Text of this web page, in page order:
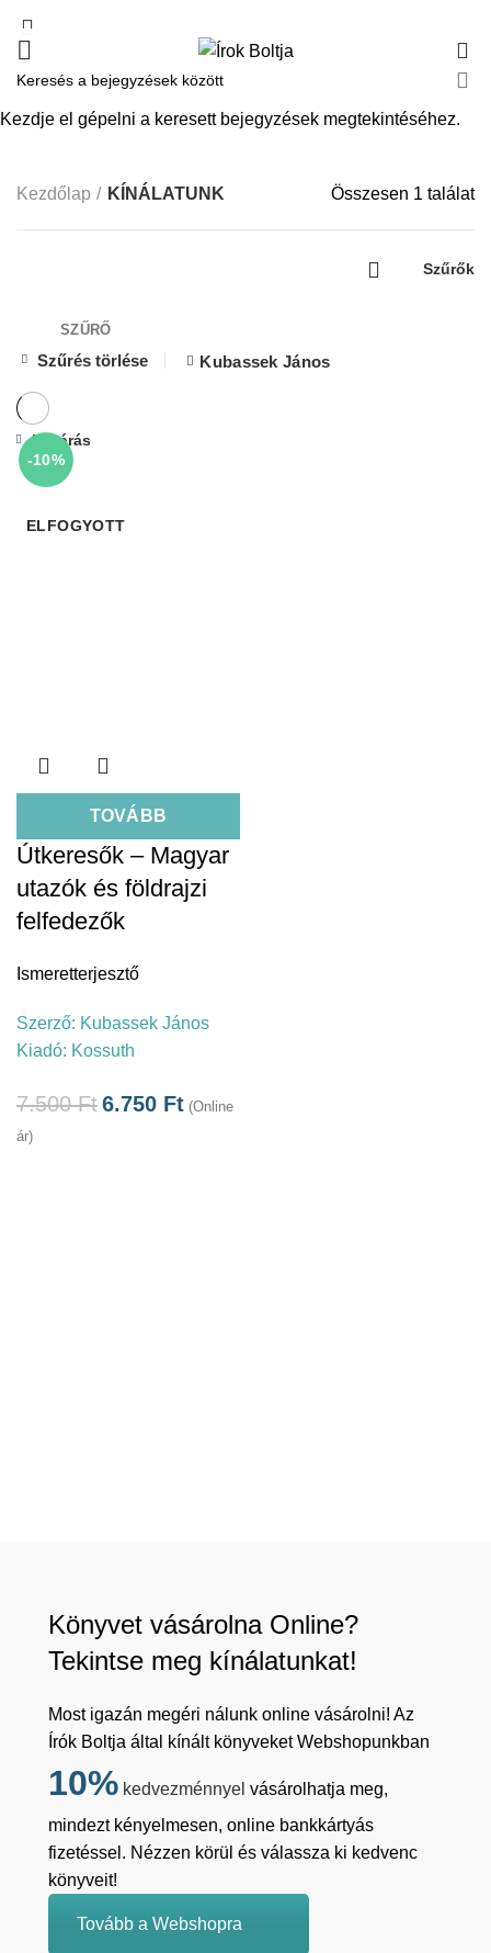
KÍNÁLATUNK
Kezdőlap KÍNÁLATUNK Összesen 1 találat
Szűrők
SZŰRŐ
Szűrés törlése Kubassek János
-10%
ELFOGYOTT
TOVÁBB
Bezárás
Útkeresők – Magyar
utazók és földrajzi
felfedezők
Ismeretterjesztő
Szerző: Kubassek János
Kiadó: Kossuth
7.500Ft6.750 Ft (Online
ár)
Könyvet vásárolna Online?
Tekintse meg kínálatunkat!
Most igazán megéri nálunk online vásárolni! Az
Írók Boltja által kínált könyveket Webshopunkban
10% kedvezménnyel vásárolhatja meg,
mindezt kényelmesen, online bankkártyás
fizetéssel. Nézzen körül és válassza ki kedvenc
könyveit!
Tovább a Webshopra
Kezdje el gépelni a keresett bejegyzések megtekintéséhez.